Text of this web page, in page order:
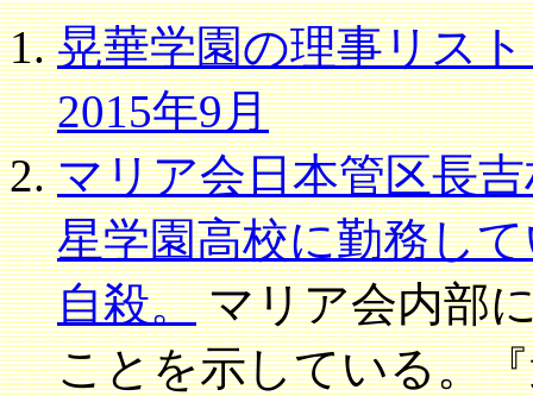
晃華学園の理事リス
2015年9月
マリア会日本管区長
星学園高校に勤務し
自殺。マリア会内部
ことを示している。